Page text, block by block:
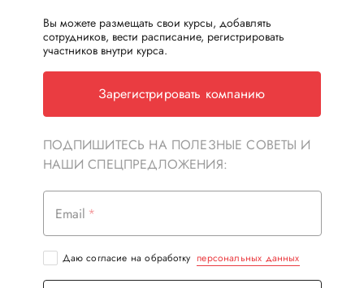
Вы можете размещать свои курсы, добавлять
сотрудников, вести расписание, регистрировать
участников внутри курса.
Зарегистрировать компанию
ПОДПИШИТЕСЬ НА ПОЛЕЗНЫЕ СОВЕТЫ И
НАШИ СПЕЦПРЕДЛОЖЕНИЯ:
Email
Даю согласие на обработку персональных данных